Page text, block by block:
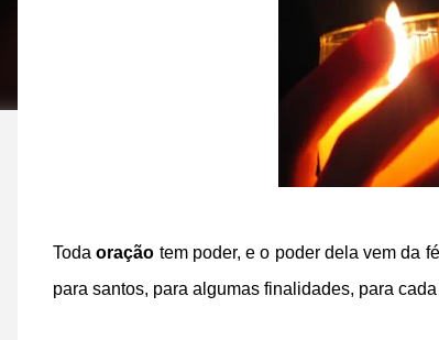
Todaoração tem poder, e o poder dela vem da
para santos, para algumas finalidades, para